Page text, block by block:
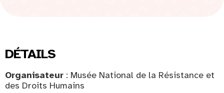
DÉTAILS
Organisateur : Musée National de la Résistance et
des Droits Humains